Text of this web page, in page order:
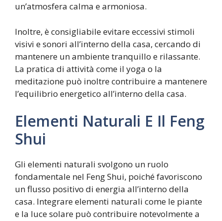
un’atmosfera calma e armoniosa.
Inoltre, è consigliabile evitare eccessivi stimoli
visivi e sonori all’interno della casa, cercando di
mantenere un ambiente tranquillo e rilassante.
La pratica di attività come il yoga o la
meditazione può inoltre contribuire a mantenere
l’equilibrio energetico all’interno della casa.
Elementi Naturali E Il Feng
Shui
Gli elementi naturali svolgono un ruolo
fondamentale nel Feng Shui, poiché favoriscono
un flusso positivo di energia all’interno della
casa. Integrare elementi naturali come le piante
e la luce solare può contribuire notevolmente a